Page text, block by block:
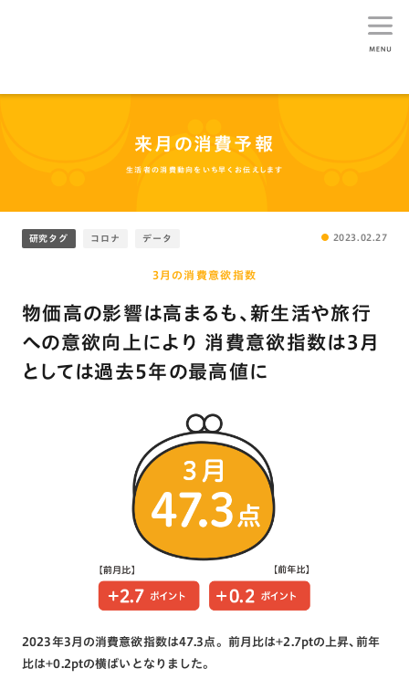
来月の消費予報
生活者の消費動向をいち早くお伝えします
研究タグ コロナ データ 2023.02.27
3月の消費意欲指数
物価高の影響は高まるも､新生活や旅行
への意欲向上により 消費意欲指数は3月
としては過去5年の最高値に
2023年3月の消費意欲指数は47.3点。前月比は+2.7ptの上昇､前年
比は+0.2ptの横ばいとなりました。